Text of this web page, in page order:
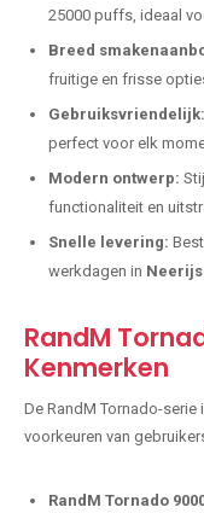
25000 puffs, ideaal
Breed
fruitige en frisse
Gebruiksvriendelijk:
perfect voor elk
Modern ontwerp:
functionaliteit en
Snelle levering:
werkdagen in
RandM
Kenmerken
De RandM Tornado-
voorkeuren van
RandM Tornado